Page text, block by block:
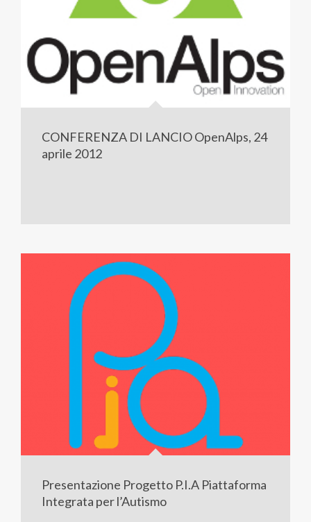
CONFERENZA DI LANCIO OpenAlps, 24
aprile 2012
Presentazione Progetto P.I.A Piattaforma
Integrata per l’Autismo